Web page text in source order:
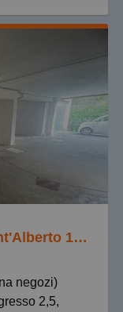
Garage o posto auto in Via Sant'Alberto 17, Sestri Ponente
2,5,